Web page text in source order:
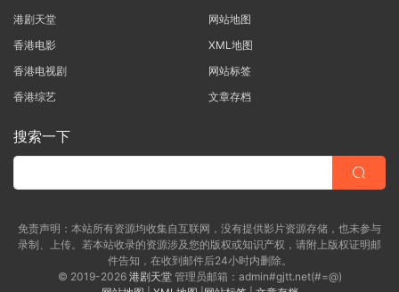
港剧天堂
香港电影
香港电视剧
香港综艺
网站地图
XML地图
网站标签
文章存档
搜索一下
免责声明：本站所有资源均收集自互联网，没有提供影片资源存储，也未参与
录制、上传。若本站收录的资源涉及您的版权或知识产权，请附上版权证明邮
件告知，在收到邮件后24小时内删除。
© 2019-2026 港剧天堂管理员邮箱：admin#gjtt.net(#=@)